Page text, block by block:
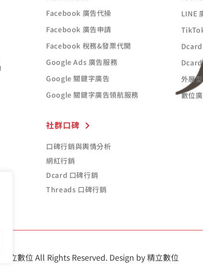
Facebook 廣告代操
Facebook 廣告申請
Facebook 稅務&發票代開
Google Ads 廣告服務
Google 關鍵字廣告
Google 關鍵字廣告領航服務
LINE
外展
數位
社群口碑
口碑行銷與輿情分析
網紅行銷
Dcard 口碑行銷
Threads 口碑行銷
精立數位 All Rights Reserved. Design by 精立數位